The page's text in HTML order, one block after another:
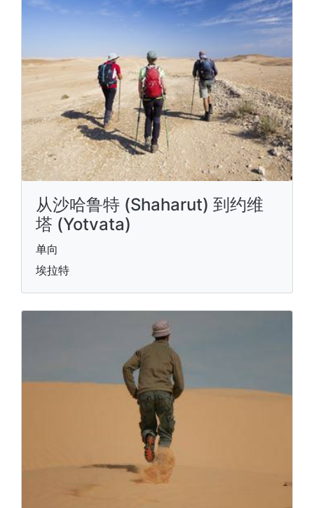
从沙哈鲁特 (Shaharut) 到约维
塔 (Yotvata)
单向
埃拉特